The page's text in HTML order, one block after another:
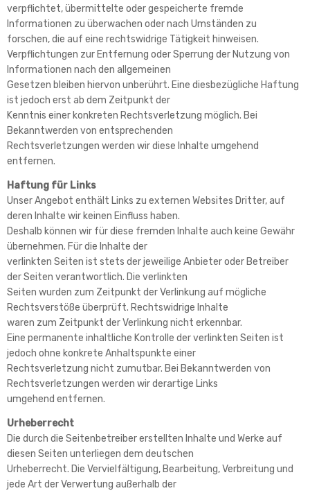
verpflichtet, übermittelte oder gespeicherte fremde
Informationen zu überwachen oder nach Umständen zu
forschen, die auf eine rechtswidrige Tätigkeit hinweisen.
Verpflichtungen zur Entfernung oder Sperrung der Nutzung von
Informationen nach den allgemeinen
Gesetzen bleiben hiervon unberührt. Eine diesbezügliche Haftung
ist jedoch erst ab dem Zeitpunkt der
Kenntnis einer konkreten Rechtsverletzung möglich. Bei
Bekanntwerden von entsprechenden
Rechtsverletzungen werden wir diese Inhalte umgehend
entfernen.
Haftung für Links
Unser Angebot enthält Links zu externen Websites Dritter, auf
deren Inhalte wir keinen Einfluss haben.
Deshalb können wir für diese fremden Inhalte auch keine Gewähr
übernehmen. Für die Inhalte der
verlinkten Seiten ist stets der jeweilige Anbieter oder Betreiber
der Seiten verantwortlich. Die verlinkten
Seiten wurden zum Zeitpunkt der Verlinkung auf mögliche
Rechtsverstöße überprüft. Rechtswidrige Inhalte
waren zum Zeitpunkt der Verlinkung nicht erkennbar.
Eine permanente inhaltliche Kontrolle der verlinkten Seiten ist
jedoch ohne konkrete Anhaltspunkte einer
Rechtsverletzung nicht zumutbar. Bei Bekanntwerden von
Rechtsverletzungen werden wir derartige Links
umgehend entfernen.
Urheberrecht
Die durch die Seitenbetreiber erstellten Inhalte und Werke auf
diesen Seiten unterliegen dem deutschen
Urheberrecht. Die Vervielfältigung, Bearbeitung, Verbreitung und
jede Art der Verwertung außerhalb der